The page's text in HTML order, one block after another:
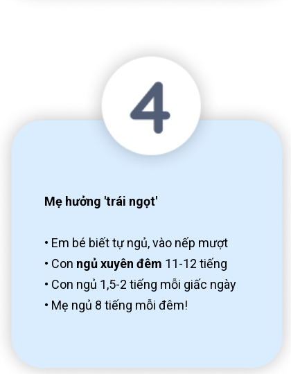
Mẹ hưởng 'trái ngọt'
• Em bé biết tự ngủ, vào nếp mượt
• Con ngủ xuyên đêm 11-12 tiếng
• Con ngủ 1,5-2 tiếng mỗi giấc ngày
• Mẹ ngủ 8 tiếng mỗi đêm!